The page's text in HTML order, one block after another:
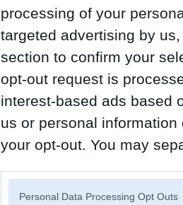
processing of your
targeted advertising by
section to confirm your
opt-out request is
interest-based ads based
us or personal
your opt-out. You may
Personal Data Processing Opt Outs